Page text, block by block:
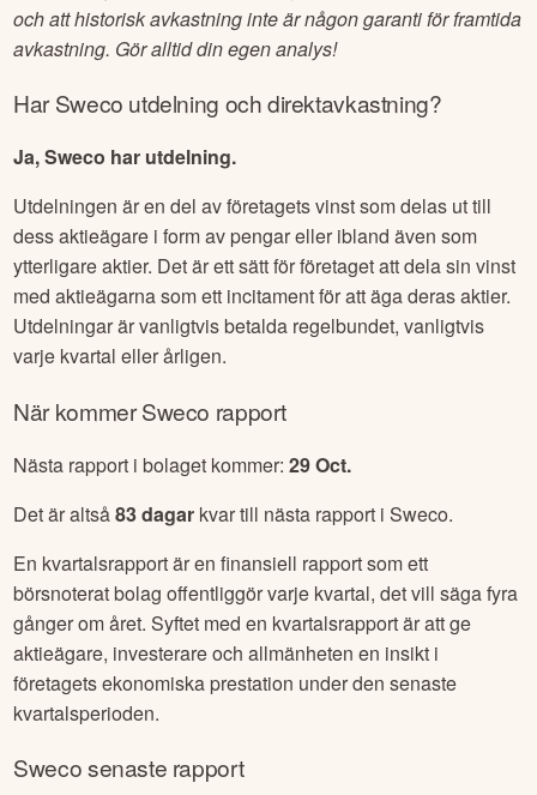
och att historisk avkastning inte är någon garanti för framtida
avkastning. Gör alltid din egen analys!
HarSweco utdelning och direktavkastning?
Ja, Sweco har utdelning.
Utdelningen är en del av företagets vinst som delas ut till
dess aktieägare i form av pengar eller ibland även som
ytterligare aktier. Det är ett sätt för företaget att dela sin vinst
med aktieägarna som ett incitament för att äga deras aktier.
Utdelningar är vanligtvis betalda regelbundet, vanligtvis
varje kvartal eller årligen.
När kommerSweco rapport
Nästa rapport i bolaget kommer:29 Oct.
Det är altså83dagar kvar till nästa rapport iSweco.
En kvartalsrapport är en finansiell rapport som ett
börsnoterat bolag offentliggör varje kvartal, det vill säga fyra
gånger om året. Syftet med en kvartalsrapport är att ge
aktieägare, investerare och allmänheten en insikt i
företagets ekonomiska prestation under den senaste
kvartalsperioden.
Swecosenaste rapport